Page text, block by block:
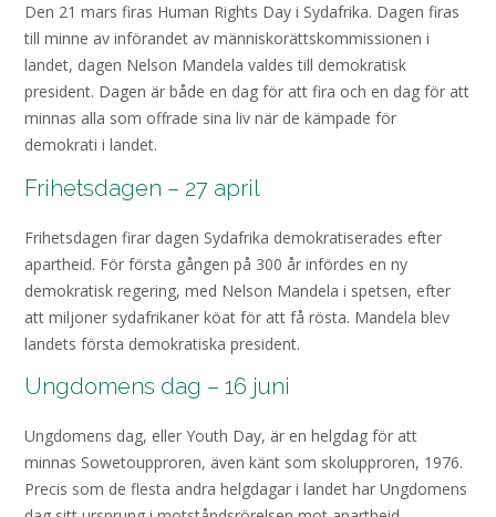
Den 21 mars firas Human Rights Day i Sydafrika. Dagen firas
till minne av införandet av människorättskommissionen i
landet, dagen Nelson Mandela valdes till demokratisk
president. Dagen är både en dag för att fira och en dag för att
minnas alla som offrade sina liv när de kämpade för
demokrati i landet.
Frihetsdagen – 27 april
Frihetsdagen firar dagen Sydafrika demokratiserades efter
apartheid. För första gången på 300 år infördes en ny
demokratisk regering, med Nelson Mandela i spetsen, efter
att miljoner sydafrikaner köat för att få rösta. Mandela blev
landets första demokratiska president.
Ungdomens dag – 16 juni
Ungdomens dag, eller Youth Day, är en helgdag för att
minnas Sowetoupproren, även känt som skolupproren, 1976.
Precis som de flesta andra helgdagar i landet har Ungdomens